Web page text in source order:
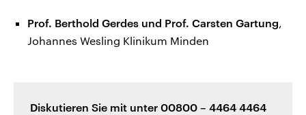
Prof. Berthold Gerdes und Prof. Carsten Gartung,
Johannes Wesling Klinikum Minden
Diskutieren Sie mit unter 00800 – 4464 4464